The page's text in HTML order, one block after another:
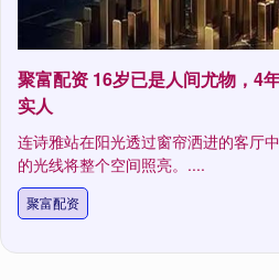
聚富配资 16岁已是人间尤物，4
实人
连诗雅站在阳光透过窗帘洒进的客厅
的光线将整个空间照亮。....
聚富配资